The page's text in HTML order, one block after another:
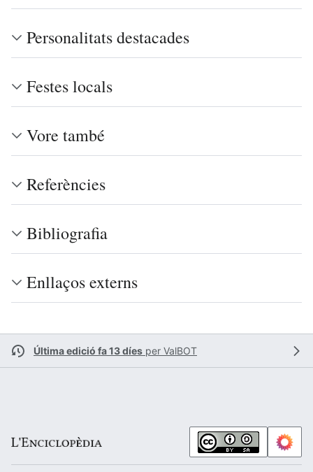
Personalitats destacades
Festes locals
Vore també
Referències
Bibliografia
Enllaços externs
Última edició fa 13 díes per ValBOT